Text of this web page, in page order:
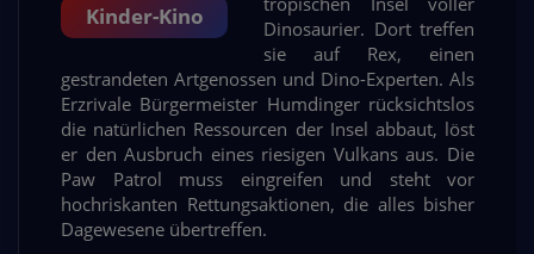
Kinder-Kino
Dinosaurier. Dort treffen
sie auf Rex, einen
gestrandeten Artgenossen und Dino-Experten. Als
Erzrivale Bürgermeister Humdinger rücksichtslos
die natürlichen Ressourcen der Insel abbaut, löst
er den Ausbruch eines riesigen Vulkans aus. Die
Paw Patrol muss eingreifen und steht vor
hochriskanten Rettungsaktionen, die alles bisher
Dagewesene übertreffen.